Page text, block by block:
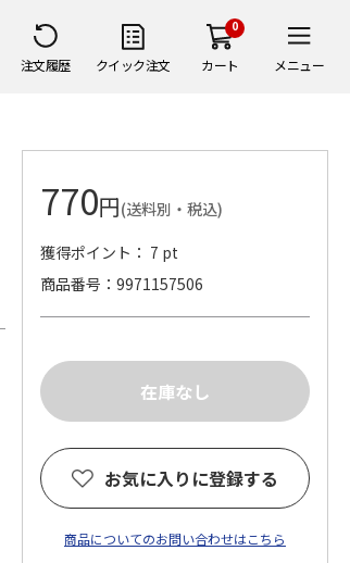
注文履歴 クイック注文
0
カート メニュー
770円(送料別・税込)
獲得ポイント： 7 pt
商品番号
9971157506
お気に入りに登録する
商品についてのお問い合わせはこちら